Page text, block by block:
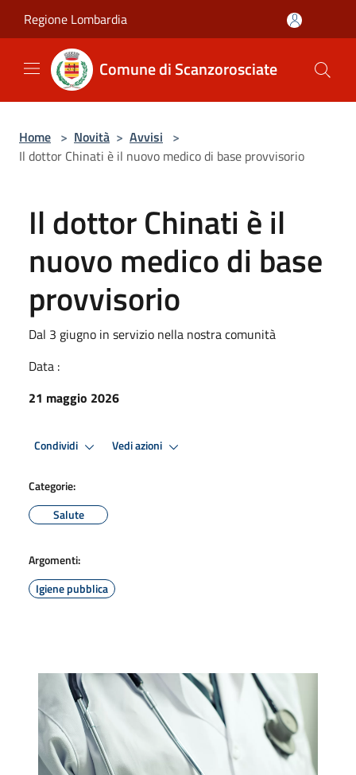
Regione Lombardia
Comune di Scanzorosciate
Home > Novità > Avvisi >
Il dottor Chinati è il nuovo medico di base provvisorio
Il dottor Chinati è il
nuovo medico di base
provvisorio
Dal 3 giugno in servizio nella nostra comunità
Data :
21 maggio 2026
Condividi Vedi azioni
Categorie:
Salute
Argomenti:
Igiene pubblica